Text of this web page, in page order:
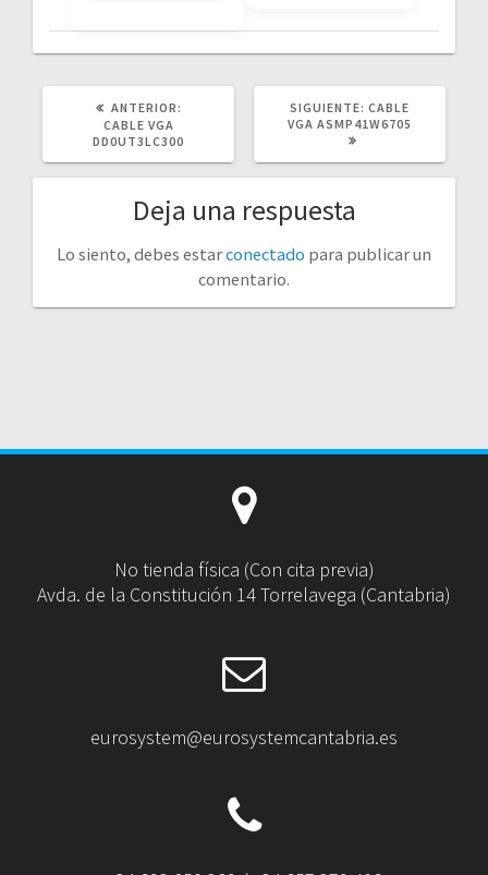
ANTERIOR:
CABLE VGA
DD0UT3LC300
SIGUIENTE: SIGUIENTE
POST:
CABLE
VGA ASMP41W6705
Deja una respuesta
Lo siento, debes estarconectado para publicar un
comentario.
No tienda física (Con cita previa)
Avda. de la Constitución 14 Torrelavega (Cantabria)
eurosystem@eurosystemcantabria.es